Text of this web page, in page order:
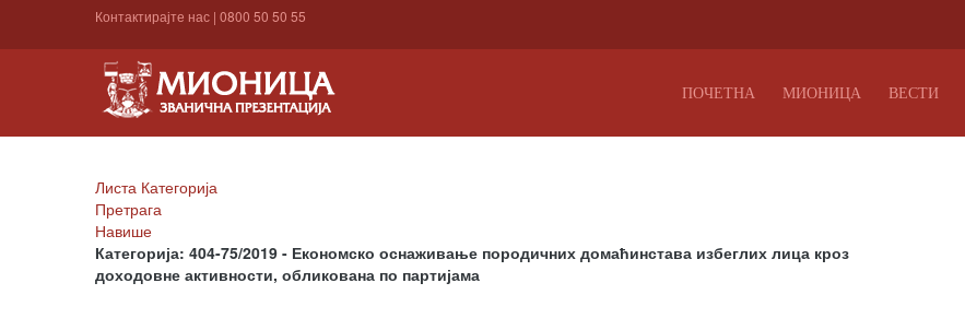
Контактирајте нас | 0800 50 50 55
ПОЧЕТНА МИОНИЦА ВЕСТИ
Листа Категорија
Претрага
Навише
Категорија: 404-75/2019 - Економско оснаживање породичних домаћинстава избеглих лица кроз
доходовне активности, обликована по партијама